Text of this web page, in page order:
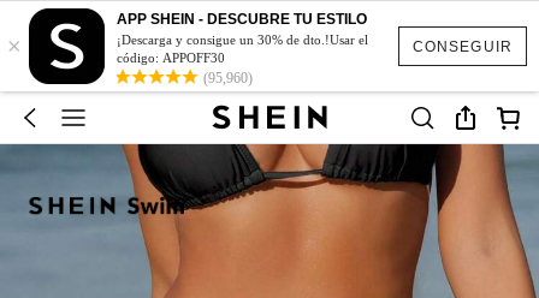
CONSEGUIR
×
APP SHEIN - DESCUBRE TU ESTILO
¡Descarga y consigue un 30% de dto.!Usar el
código: APPOFF30
(95,960)